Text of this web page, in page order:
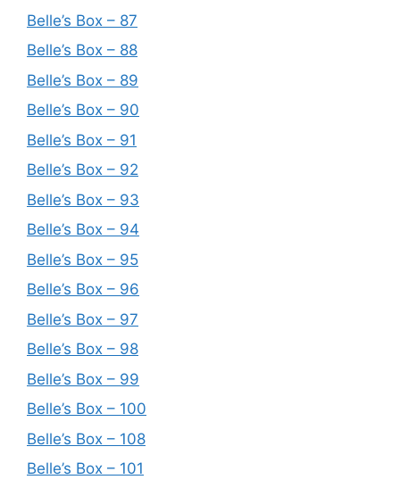
Belle’s Box – 87
Belle’s Box – 88
Belle’s Box – 89
Belle’s Box – 90
Belle’s Box – 91
Belle’s Box – 92
Belle’s Box – 93
Belle’s Box – 94
Belle’s Box – 95
Belle’s Box – 96
Belle’s Box – 97
Belle’s Box – 98
Belle’s Box – 99
Belle’s Box – 100
Belle’s Box – 108
Belle’s Box – 101